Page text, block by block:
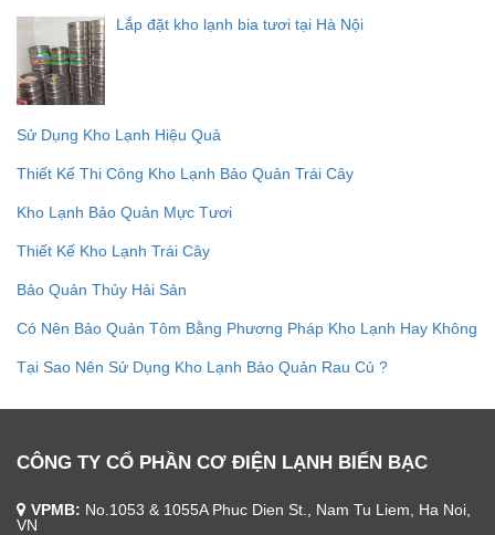
Lắp đặt kho lạnh bia tươi tại Hà Nội
Sử Dụng Kho Lạnh Hiệu Quả
Thiết Kế Thi Công Kho Lạnh Bảo Quản Trái Cây
Kho Lạnh Bảo Quản Mực Tươi
Thiết Kế Kho Lạnh Trái Cây
Bảo Quản Thủy Hải Sản
Có Nên Bảo Quản Tôm Bằng Phương Pháp Kho Lạnh Hay Không
Tại Sao Nên Sử Dụng Kho Lạnh Bảo Quản Rau Củ ?
CÔNG TY CỔ PHẦN CƠ ĐIỆN LẠNH BIỂN BẠC
VPMB: No.1053 & 1055A Phuc Dien St., Nam Tu Liem, Ha Noi,
VN